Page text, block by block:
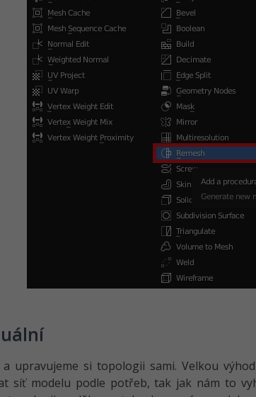
upravujeme si topologii sami. Velkou
síť modelu podle potřeb, tak jak nám to